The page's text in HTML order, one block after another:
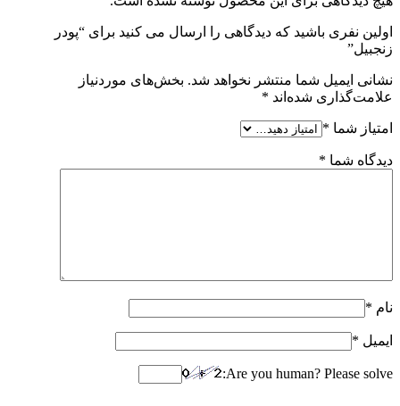
اولین نفری باشید که دیدگاهی را ارسال می کنید برای “پودر
زنجبیل”
نشانی ایمیل شما منتشر نخواهد شد. بخش‌های موردنیاز
علامت‌گذاری شده‌اند *
امتیاز شما *
دیدگاه شما *
نام *
ایمیل *
Are you human? Please solve: